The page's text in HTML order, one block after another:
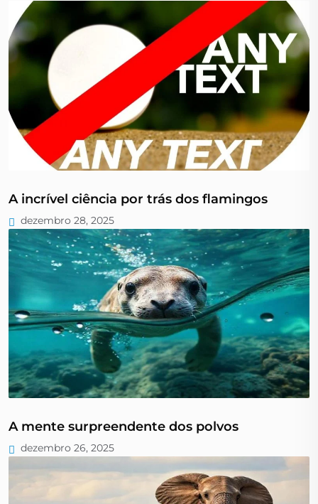
A incrível ciência por trás dos flamingos
dezembro 28, 2025
A mente surpreendente dos polvos
dezembro 26, 2025